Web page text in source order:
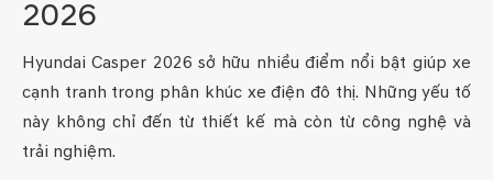
2026
Hyundai Casper 2026 sở hữu nhiều điểm nổi bật giúp xe
cạnh tranh trong phân khúc xe điện đô thị. Những yếu tố
này không chỉ đến từ thiết kế mà còn từ công nghệ và
trải nghiệm.